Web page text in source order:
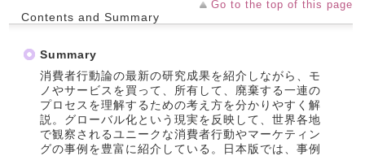
Go to the top of this page
Contents and Summary
Summary
消費者行動論の最新の研究成果を紹介しながら、モ
ノやサービスを買って、所有して、廃棄する一連の
プロセスを理解するための考え方を分かりやすく解
説。グローバル化という現実を反映して、世界各地
で観察されるユニークな消費者行動やマーケティン
グの事例を豊富に紹介している。日本版では、事例